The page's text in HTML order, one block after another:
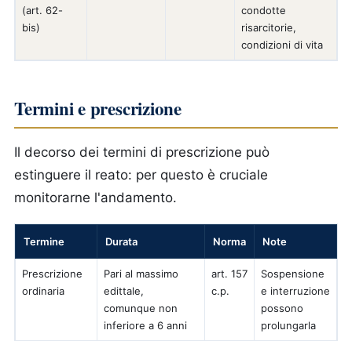
(art. 62-
bis)
condotte
risarcitorie,
condizioni di vita
Termini e prescrizione
Il decorso dei termini di prescrizione può
estinguere il reato: per questo è cruciale
monitorarne l'andamento.
Termine Durata Norma Note
Prescrizione
ordinaria
Pari al massimo
edittale,
comunque non
inferiore a 6 anni
art. 157
c.p.
Sospensione
e interruzione
possono
prolungarla